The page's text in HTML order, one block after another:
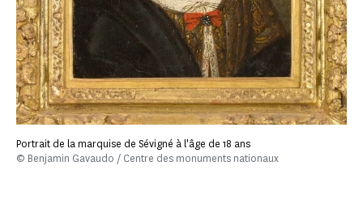
Portrait de la marquise de Sévigné à l'âge de 18 ans
© Benjamin Gavaudo / Centre des monuments nationaux